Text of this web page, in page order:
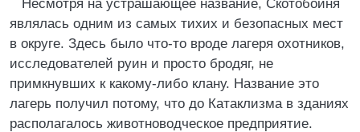
Несмотря на устрашающее название, Скотобойня
являлась одним из самых тихих и безопасных мест
в округе. Здесь было что-то вроде лагеря охотников,
исследователей руин и просто бродяг, не
примкнувших к какому-либо клану. Название это
лагерь получил потому, что до Катаклизма в зданиях
располагалось животноводческое предприятие.